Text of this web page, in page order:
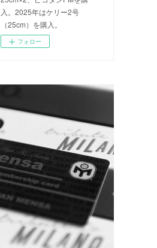
入。2025年はケリー2号
（25cm）を購入。
フォロー